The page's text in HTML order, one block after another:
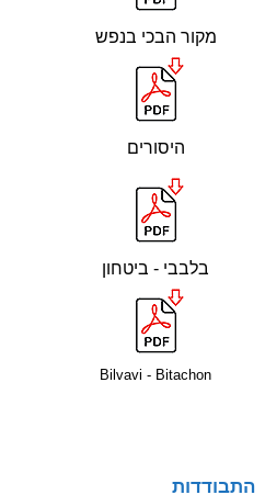
מקור הבכי בנפש
היסורים
בלבבי - ביטחון
Bilvavi - Bitachon
התבודדות